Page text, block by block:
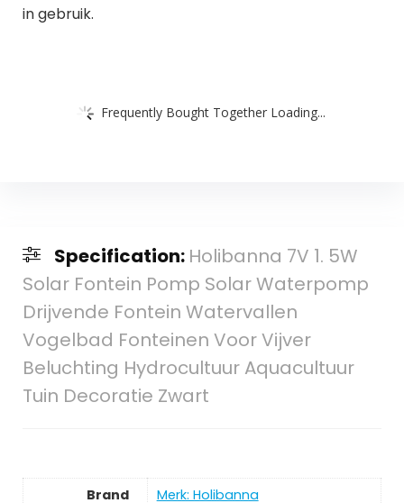
in gebruik.
Frequently Bought Together Loading...
Specification: Holibanna 7V 1. 5W
Solar Fontein Pomp Solar Waterpomp
Drijvende Fontein Watervallen
Vogelbad Fonteinen Voor Vijver
Beluchting Hydrocultuur Aquacultuur
Tuin Decoratie Zwart
Brand Merk: Holibanna